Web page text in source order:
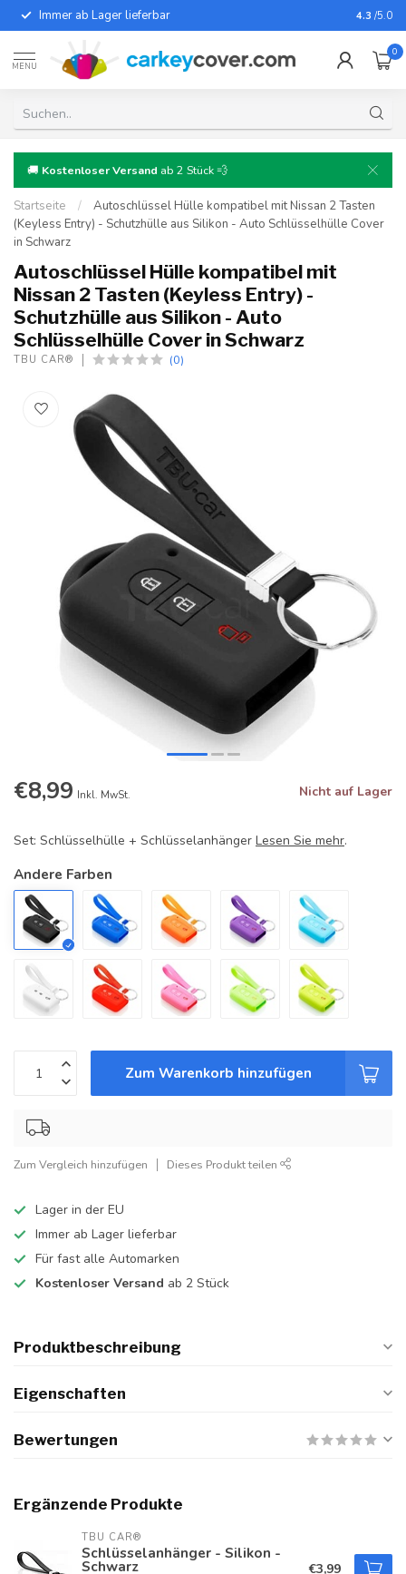
Immer ab Lager lieferbar Für fast
4.3 /5.0
MENU
0
🚚 Kostenloser Versand ab 2 Stück 💨
Startseite /
Autoschlüssel Hülle kompatibel mit Nissan 2 Tasten
(Keyless Entry) - Schutzhülle aus Silikon - Auto Schlüsselhülle Cover
in Schwarz
Autoschlüssel Hülle kompatibel mit
Nissan 2 Tasten (Keyless Entry) -
Schutzhülle aus Silikon - Auto
Schlüsselhülle Cover in Schwarz
TBU CAR® (0)
€8,99 Inkl. MwSt. Nicht auf Lager
Set: Schlüsselhülle + Schlüsselanhänger Lesen Sie mehr.
Andere Farben
Zum Warenkorb hinzufügen
Zum Vergleich hinzufügen Dieses Produkt teilen
Lager in der EU
Immer ab Lager lieferbar
Für fast alle Automarken
Kostenloser Versand ab 2 Stück
Produktbeschreibung
Eigenschaften
Bewertungen
Ergänzende Produkte
TBU CAR®
Schlüsselanhänger - Silikon -
Schwarz €3,99